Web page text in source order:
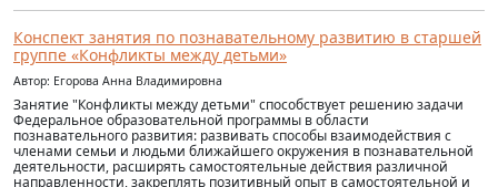
Конспект занятия по познавательному развитию в старшей
группе «Конфликты между детьми»
Автор: Егорова Анна Владимировна
Занятие "Конфликты между детьми" способствует решению задачи
Федеральное образовательной программы в области
познавательного развития: развивать способы взаимодействия с
членами семьи и людьми ближайшего окружения в познавательной
деятельности, расширять самостоятельные действия различной
направленности, закреплять позитивный опыт в самостоятельной и